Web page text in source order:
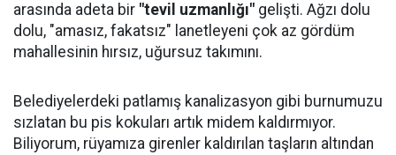
arasında adeta bir "tevil uzmanlığı" gelişti. Ağzı dolu
dolu, "amasız, fakatsız" lanetleyeni çok az gördüm
mahallesinin hırsız, uğursuz takımını.
Belediyelerdeki patlamış kanalizasyon gibi burnumuzu
sızlatan bu pis kokuları artık midem kaldırmıyor.
Biliyorum, rüyamıza girenler kaldırılan taşların altından